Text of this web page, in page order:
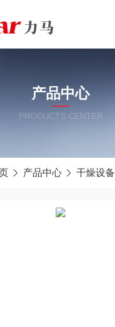
产品中心
PRODUCTS CENTER
产品中心 干燥设备